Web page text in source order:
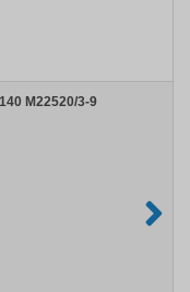
M22520/3-9